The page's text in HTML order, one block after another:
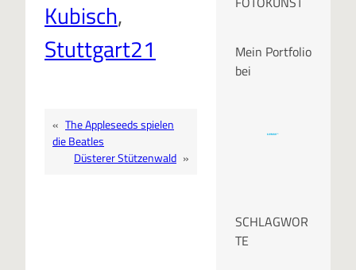
Kubisch
Stuttgart21
« The Appleseeds spielen
die Beatles
Düsterer Stützenwald »
Mein Portfolio
bei
SCHLAGWOR
TE